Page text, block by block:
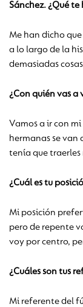
Sánchez. ¿Qué
Me han dicho
a lo largo de la
demasiadas
¿Con quién vas a
Vamos a ir con
hermanas se van
tenía que traerles
¿Cuál es tu
Mi posición
pero de repente
voy por centro,
¿Cuáles son tus
Mi referente del